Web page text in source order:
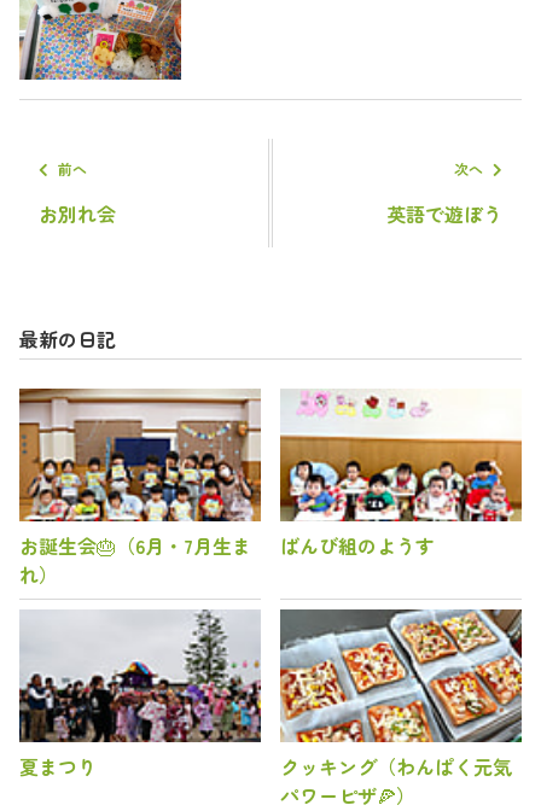
前へ
お別れ会
次へ
英語で遊ぼう
最新の日記
お誕生会🎂（6月・7月生ま
れ）
ばんび組のようす
夏まつり
クッキング（わんぱく元気
パワーピザ🍕）